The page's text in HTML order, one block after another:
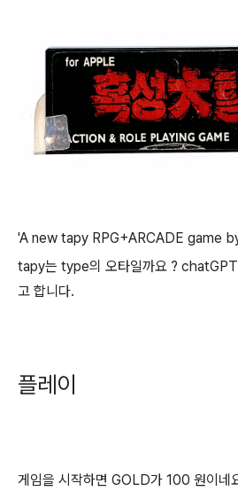
'A new tapy RPG+ARCADE game
tapy는 type의 오타일까요 ? chatGPT
고 합니다.
플레이
게임을 시작하면 GOLD가 100 원이네